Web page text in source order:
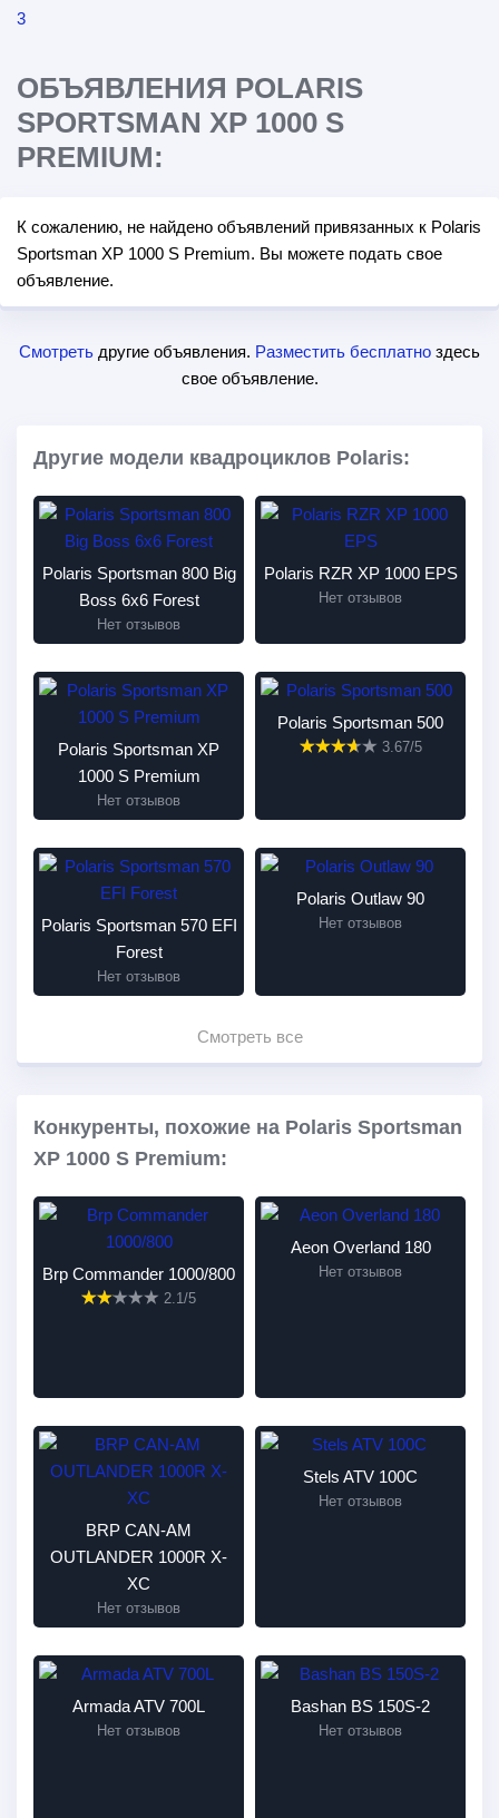
ОБЪЯВЛЕНИЯ POLARIS
SPORTSMAN XP 1000 S
PREMIUM:
К сожалению, не найдено объявлений привязанных к Polaris
Sportsman XP 1000 S Premium. Вы можете подать свое
объявление.
Смотреть другие объявления. Разместить бесплатно здесь
свое объявление.
Другие модели квадроциклов Polaris:
Polaris Sportsman 800 Big
Boss 6x6 Forest
Нет отзывов
Polaris RZR XP 1000 EPS
Нет отзывов
Polaris Sportsman XP
1000 S Premium
Нет отзывов
Polaris Sportsman 500
3.67/5
Polaris Sportsman 570 EFI
Forest
Нет отзывов
Polaris Outlaw 90
Нет отзывов
Смотреть все
Конкуренты, похожие на Polaris Sportsman
XP 1000 S Premium:
Brp Commander 1000/800
2.1/5
Aeon Overland 180
Нет отзывов
BRP CAN-AM
OUTLANDER 1000R X-
XC
Нет отзывов
Stels ATV 100C
Нет отзывов
Armada ATV 700L
Нет отзывов
Bashan BS 150S-2
Нет отзывов